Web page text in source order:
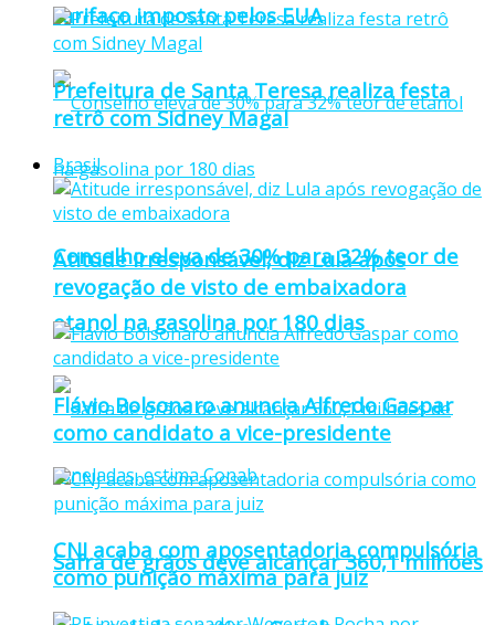
tarifaço imposto pelos EUA
Conselho eleva de 30% para 32% teor de
etanol na gasolina por 180 dias
Safra de grãos deve alcançar 360,1 milhões
Prefeitura de Santa Teresa realiza festa
retrô com Sidney Magal
Brasil
Atitude irresponsável, diz Lula após
revogação de visto de embaixadora
Flávio Bolsonaro anuncia Alfredo Gaspar
como candidato a vice-presidente
CNJ acaba com aposentadoria compulsória
como punição máxima para juiz